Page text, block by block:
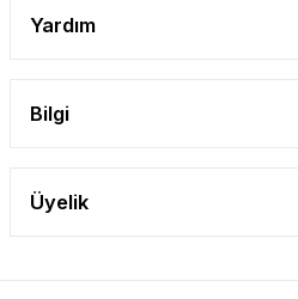
Yardım
Bilgi
Üyelik